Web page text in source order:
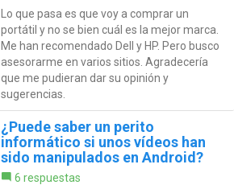
Lo que pasa es que voy a comprar un
portátil y no se bien cuál es la mejor marca.
Me han recomendado Dell y HP. Pero busco
asesorarme en varios sitios. Agradecería
que me pudieran dar su opinión y
sugerencias.
¿Puede saber un perito
informático si unos vídeos han
sido manipulados en Android?
6 respuestas